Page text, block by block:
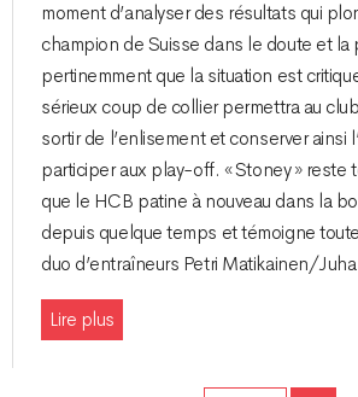
moment d’analyser des résultats qui
champion de Suisse dans le doute et
pertinemment que la situation est
sérieux coup de collier permettra au
sortir de l’enlisement et conserver ainsi
participer aux play-off. « Stoney » reste
que le HCB patine à nouveau dans la
depuis quelque temps et témoigne
duo d’entraîneurs Petri Matikainen/Juha
Lire plus